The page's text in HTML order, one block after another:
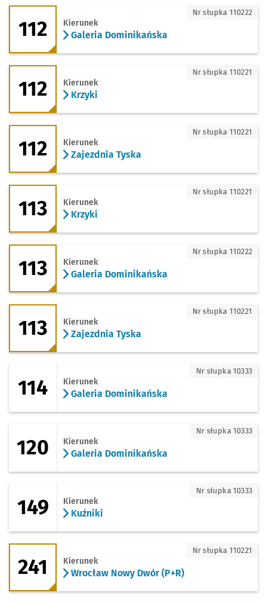
112 - kierunek Galeria Dominikańska
112 Kierunek
Galeria Dominikańska
Nr słupka 110222
112 - kierunek Krzyki
112 Kierunek
Krzyki
Nr słupka 110221
112 - kierunek Zajezdnia Tyska
112 Kierunek
Zajezdnia Tyska
Nr słupka 110221
113 - kierunek Krzyki
113 Kierunek
Krzyki
Nr słupka 110221
113 - kierunek Galeria Dominikańska
113 Kierunek
Galeria Dominikańska
Nr słupka 110222
113 - kierunek Zajezdnia Tyska
113 Kierunek
Zajezdnia Tyska
Nr słupka 110221
114 - kierunek Galeria Dominikańska
114 Kierunek
Galeria Dominikańska
Nr słupka 10333
120 - kierunek Galeria Dominikańska
120 Kierunek
Galeria Dominikańska
Nr słupka 10333
149 Kierunek
Kuźniki
Nr słupka 10333
241 - kierunek Wrocław Nowy Dwór
241 Kierunek
Wrocław Nowy Dwór (P+R)
Nr słupka 110221